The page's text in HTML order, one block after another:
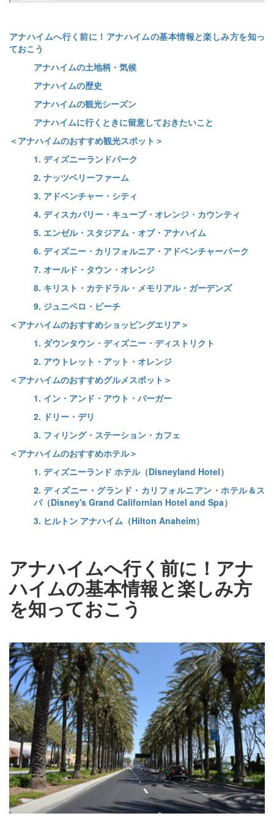
アナハイムへ行く前に！アナハイムの基本情報と楽しみ方を知っ
ておこう
アナハイムの土地柄・気候
アナハイムの歴史
アナハイムの観光シーズン
アナハイムに行くときに留意しておきたいこと
＜アナハイムのおすすめ観光スポット＞
1. ディズニーランドパーク
2. ナッツベリーファーム
3. アドベンチャー・シティ
4. ディスカバリー・キューブ・オレンジ・カウンティ
5. エンゼル・スタジアム・オブ・アナハイム
6. ディズニー・カリフォルニア・アドベンチャーパーク
7. オールド・タウン・オレンジ
8. キリスト・カテドラル・メモリアル・ガーデンズ
9. ジュニペロ・ビーチ
＜アナハイムのおすすめショッピングエリア＞
1. ダウンタウン・ディズニー・ディストリクト
2. アウトレット・アット・オレンジ
＜アナハイムのおすすめグルメスポット＞
1. イン・アンド・アウト・バーガー
2. ドリー・デリ
3. フィリング・ステーション・カフェ
＜アナハイムのおすすめホテル＞
1. ディズニーランド ホテル（Disneyland Hotel）
2. ディズニー・グランド・カリフォルニアン・ホテル＆ス
パ（Disney's Grand Californian Hotel and Spa）
3. ヒルトン アナハイム（Hilton Anaheim）
アナハイムへ行く前に！アナ
ハイムの基本情報と楽しみ方
を知っておこう